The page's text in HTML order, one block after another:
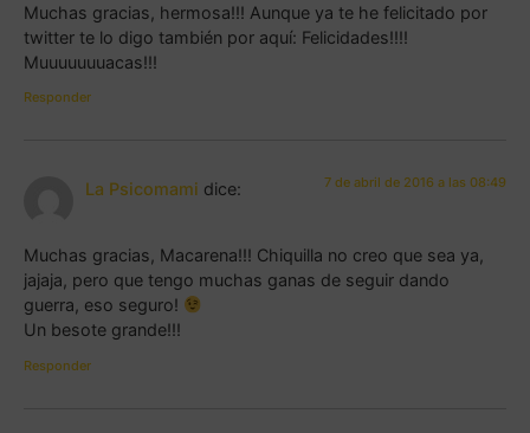
Muchas gracias, hermosa!!! Aunque ya te he felicitado por
twitter te lo digo también por aquí: Felicidades!!!!
Muuuuuuuacas!!!
Responder
La Psicomami dice: 7 de abril de 2016 a las 08:49
Muchas gracias, Macarena!!! Chiquilla no creo que sea ya,
jajaja, pero que tengo muchas ganas de seguir dando
guerra, eso seguro!
Un besote grande!!!
Responder